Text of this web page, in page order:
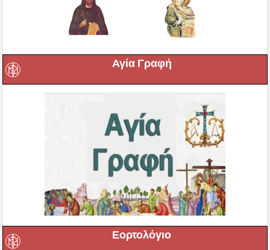
Αγία Γραφή
Εορτολόγιο